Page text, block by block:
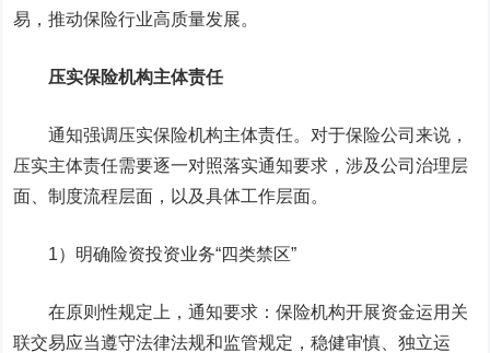
易，推动保险行业高质量发展。
压实保险机构主体责任
通知强调压实保险机构主体责任。对于保险公司来说，
压实主体责任需要逐一对照落实通知要求，涉及公司治理层
面、制度流程层面，以及具体工作层面。
1）明确险资投资业务“四类禁区”
在原则性规定上，通知要求：保险机构开展资金运用关
联交易应当遵守法律法规和监管规定，稳健审慎、独立运